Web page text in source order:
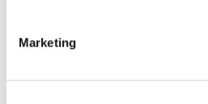
Marketing